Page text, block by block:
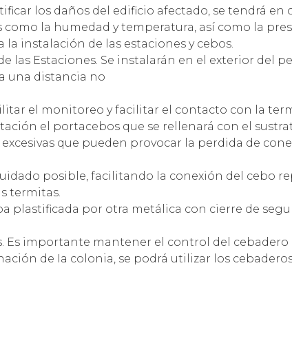
los daños del edificio afectado, se tendrá en
la humedad y temperatura, así como la
instalación de las estaciones y cebos.
las Estaciones. Se instalarán en el exterior del
una distancia no
el monitoreo y facilitar el contacto con la
el portacebos que se rellenará con el
que pueden provocar la perdida de
posible, facilitando la conexión del cebo
termitas.
plastificada por otra metálica con cierre de
Es importante mantener el control del
de Ia colonia, se podrá utilizar los